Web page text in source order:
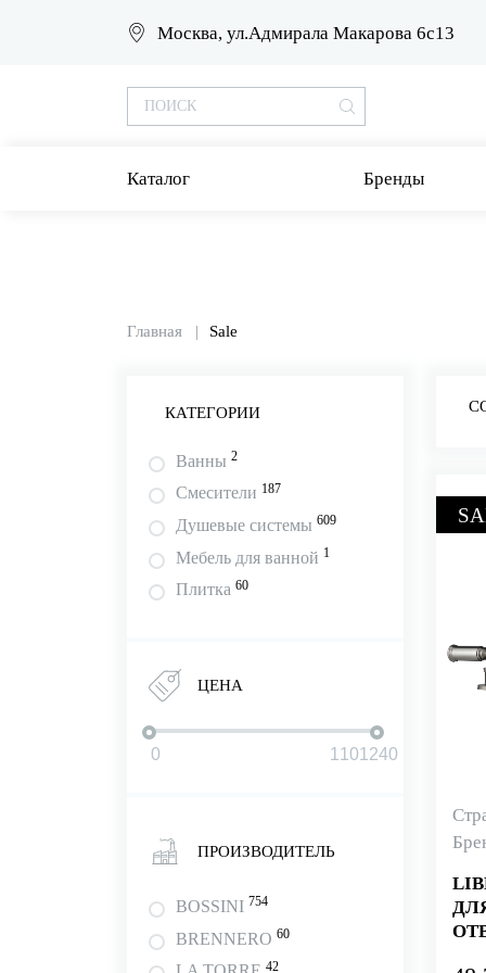
Москва, ул.Адмирала Макарова 6с13
Каталог Бренды
Главная Sale
КАТЕГОРИИ
Ванны 2
Смесители 187
Душевые системы 609
Мебель для ванной 1
Плитка 60
ЦЕНА
ПРОИЗВОДИТЕЛЬ
BOSSINI 754
BRENNERO 60
42